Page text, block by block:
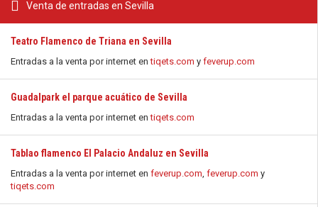
Venta de entradas en Sevilla
Teatro Flamenco de Triana en Sevilla
Entradas a la venta por internet entiqets.com y feverup.com
Guadalpark el parque acuático de Sevilla
Entradas a la venta por internet entiqets.com
Tablao flamenco El Palacio Andaluz en Sevilla
Entradas a la venta por internet en feverup.com, feverup.com y
tiqets.com